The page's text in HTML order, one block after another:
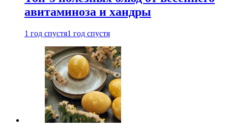
авитаминоза и хандры
1 год спустя1 год спустя